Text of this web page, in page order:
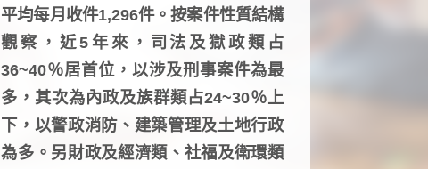
平均每月收件1,296件。按案件性質結構
觀察，近5年來，司法及獄政類占
36~40％居首位，以涉及刑事案件為最
多，其次為內政及族群類占24~30％上
下，以警政消防、建築管理及土地行政
為多。另財政及經濟類、社福及衛環類